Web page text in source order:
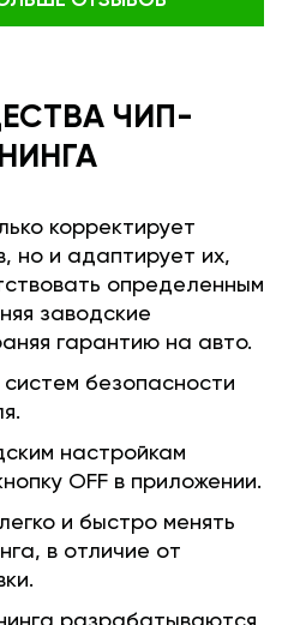
ЧИП-
корректирует
но и адаптирует их,
определенным
заводские
гарантию на авто.
безопасности
настройкам
OFF в приложении.
и быстро менять
в отличие от